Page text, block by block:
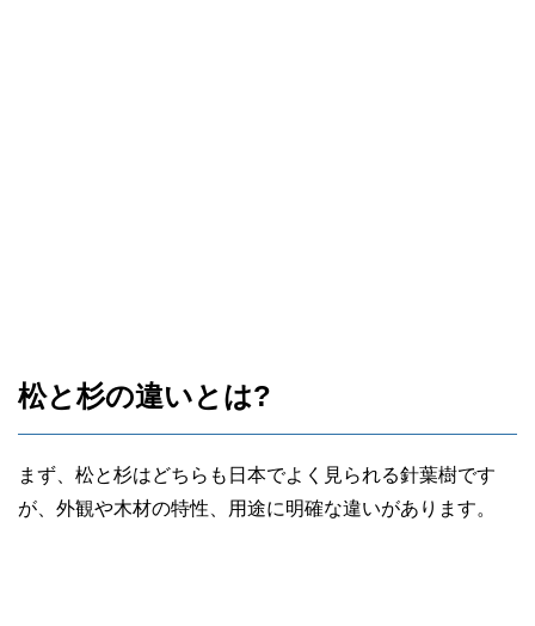
松と杉の違いとは?
まず、松と杉はどちらも日本でよく見られる針葉樹です
が、外観や木材の特性、用途に明確な違いがあります。